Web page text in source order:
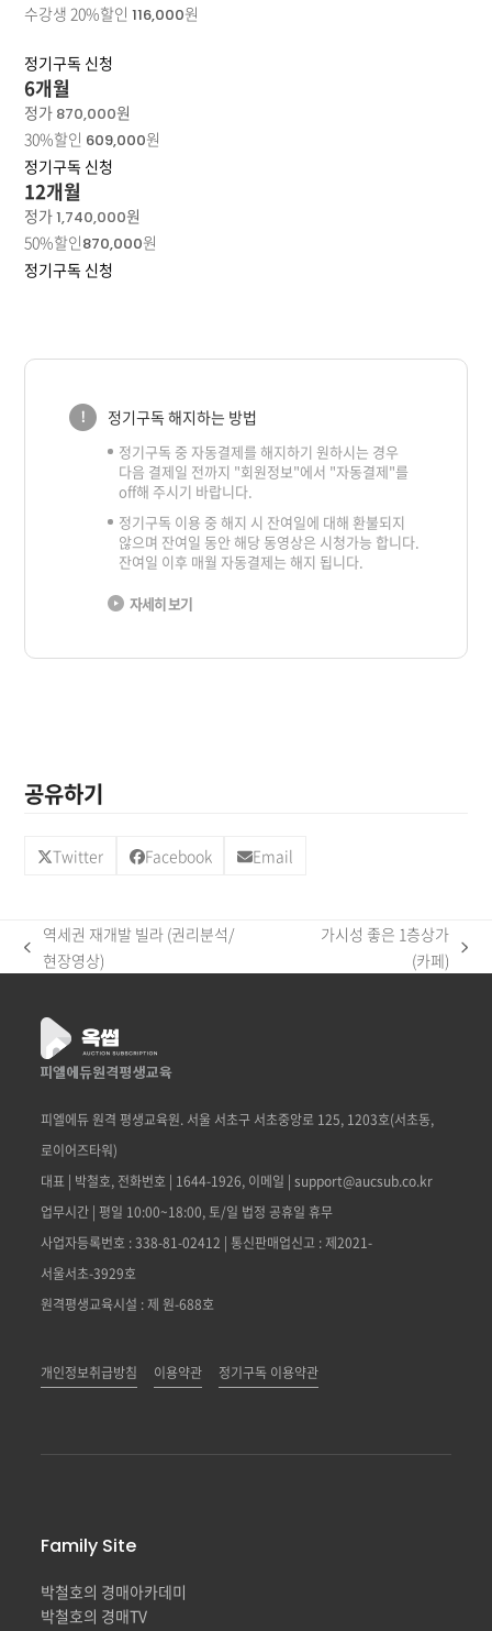
수강생 20%할인 116,000원
정기구독 신청
6개월
정가 870,000원
30%할인 609,000원
정기구독 신청
12개월
정가1,740,000원
50%할인870,000원
정기구독 신청
정기구독 해지하는 방법
정기구독 중 자동결제를 해지하기 원하시는 경우
다음 결제일 전까지 "회원정보"에서 "자동결제"를
off해 주시기 바랍니다.
정기구독 이용 중 해지 시 잔여일에 대해 환불되지
않으며 잔여일 동안 해당 동영상은 시청가능 합니다.
잔여일 이후 매월 자동결제는 해지 됩니다.
자세히 보기
공유하기
Twitter Facebook Email
previous
역세권 재개발 빌라 (권리분석/
현장영상)
가시성 좋은 1층상가
(카페)
피엘에듀 원격 평생교육원. 서울 서초구 서초중앙로 125, 1203호(서초동,
로이어즈타워)
대표 | 박철호, 전화번호 | 1644-1926, 이메일 | support@aucsub.co.kr
업무시간 | 평일 10:00~18:00, 토/일 법정 공휴일 휴무
사업자등록번호 : 338-81-02412 | 통신판매업신고 : 제2021-
서울서초-3929호
원격평생교육시설 : 제 원-688호
개인정보취급방침 이용약관 정기구독 이용약관
Family Site
박철호의 경매아카데미
박철호의 경매TV